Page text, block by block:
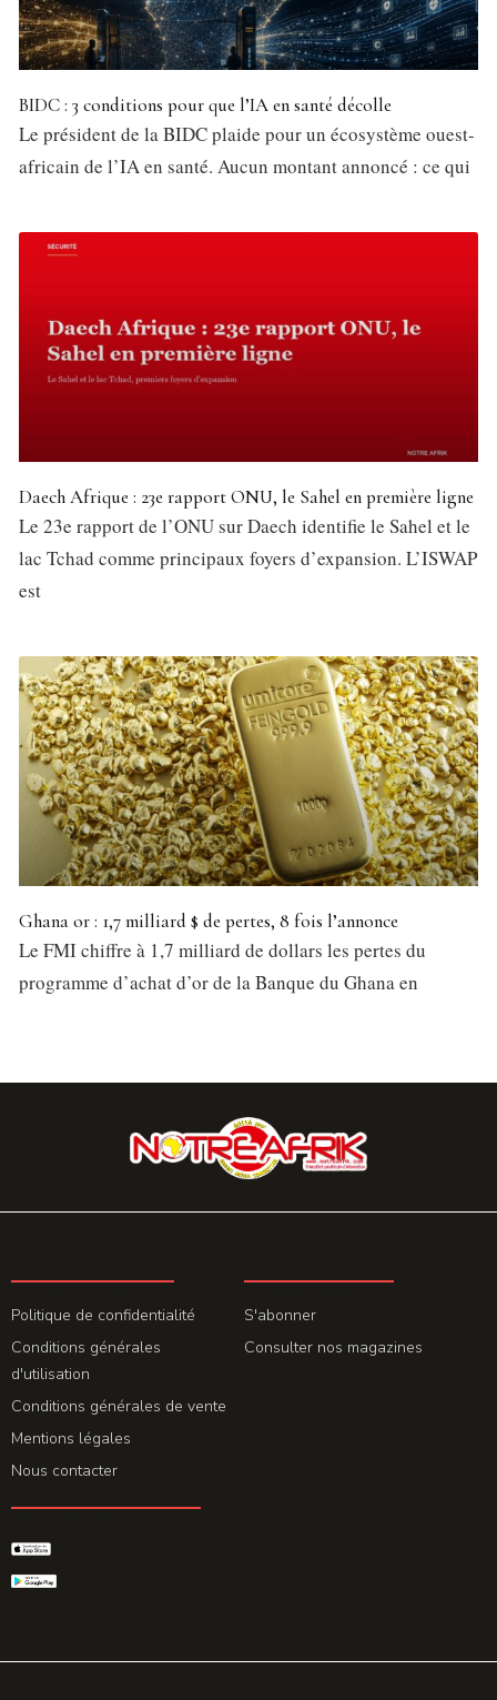
BIDC : 3 conditions pour que l’IA en santé décolle
Le président de la BIDC plaide pour un écosystème ouest-
africain de l’IA en santé. Aucun montant annoncé : ce qui
Daech Afrique : 23e rapport ONU, le Sahel en première ligne
Le 23e rapport de l’ONU sur Daech identifie le Sahel et le
lac Tchad comme principaux foyers d’expansion. L’ISWAP
est
Ghana or : 1,7 milliard $ de pertes, 8 fois l’annonce
Le FMI chiffre à 1,7 milliard de dollars les pertes du
programme d’achat d’or de la Banque du Ghana en
Politique de confidentialité
Conditions générales
d'utilisation
Conditions générales de vente
Mentions légales
Nous contacter
S'abonner
Consulter nos magazines